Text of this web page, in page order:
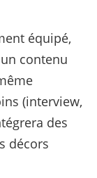
équipé,
contenu
(interview,
des
décors